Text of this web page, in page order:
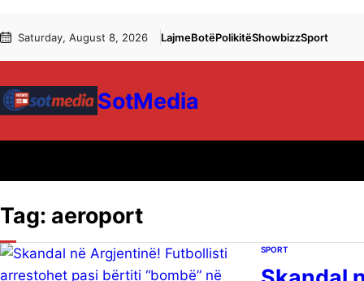
to
to Saturday, August 8, 2026 LajmeBotëPolikitëShowbizzSport
SotMedia
Tag: aeroport
SPORT